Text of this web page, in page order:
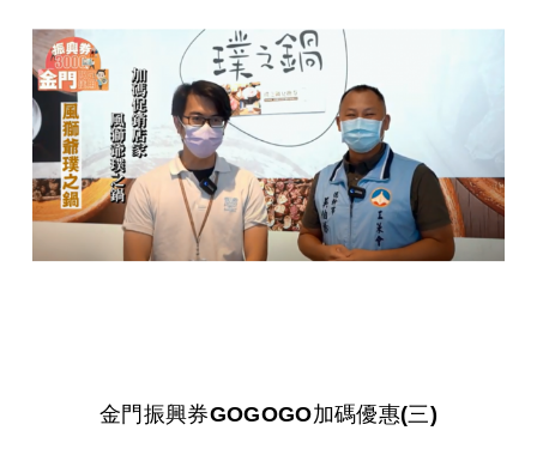
金門振興券GOGOGO加碼優惠(三)